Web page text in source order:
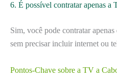
6. É possível contratar apenas a
Sim, você pode contratar
sem precisar incluir internet ou
Pontos-Chave sobre a TV a